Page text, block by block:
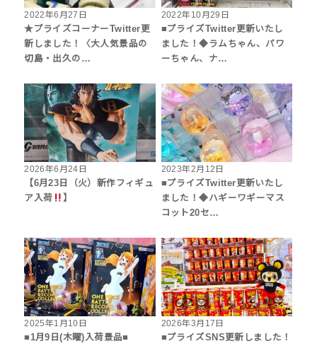
2022年6月27日
★プライズコーナーTwitter更
新しました！〈大人気景品の
切島・出久の…
2022年10月29日
■プライズTwitter更新いたし
ました！◆ラムちゃん、パワ
ーちゃん、ナ…
2026年6月24日
【6月23日（火）新作フィギュ
ア入荷
】
2023年2月12日
■プライズTwitter更新いたし
ました！◆ハギーワギーマス
コット20セ…
2025年1月10日
■1月9日(木曜)入荷景品■
2026年3月17日
■プライズSNS更新しました！